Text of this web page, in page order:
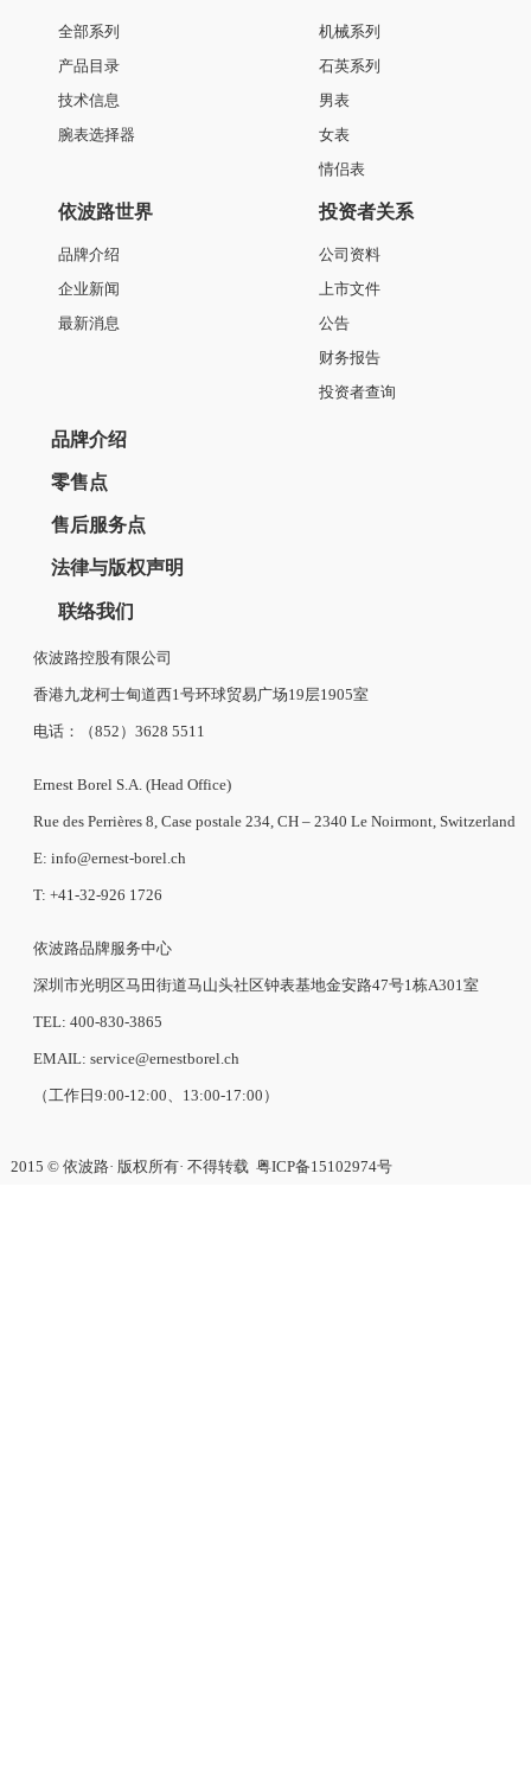
全部系列
产品目录
技术信息
腕表选择器
机械系列
石英系列
男表
女表
情侣表
依波路世界
品牌介绍
企业新闻
最新消息
投资者关系
公司资料
上市文件
公告
财务报告
投资者查询
品牌介绍
零售点
售后服务点
法律与版权声明
联络我们
依波路控股有限公司
香港九龙柯士甸道西1号环球贸易广场19层1905室
电话：（852）3628 5511
Ernest Borel S.A. (Head Office)
Rue des Perrières 8, Case postale 234, CH – 2340 Le Noirmont, Switzerland
E: info@ernest-borel.ch
T: +41-32-926 1726
依波路品牌服务中心
深圳市光明区马田街道马山头社区钟表基地金安路47号1栋A301室
TEL: 400-830-3865
EMAIL: service@ernestborel.ch
（工作日9:00-12:00、13:00-17:00）
2015 © 依波路· 版权所有· 不得转载粤ICP备15102974号